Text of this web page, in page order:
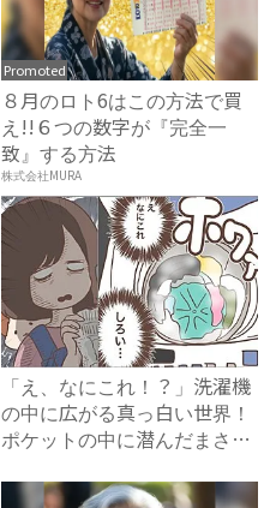
Promoted
８月のロト6はこの方法で買
え!!６つの数字が『完全一
致』する方法
株式会社MURA
「え、なにこれ！？」洗濯機
の中に広がる真っ白い世界！
ポケットの中に潜んだまさか